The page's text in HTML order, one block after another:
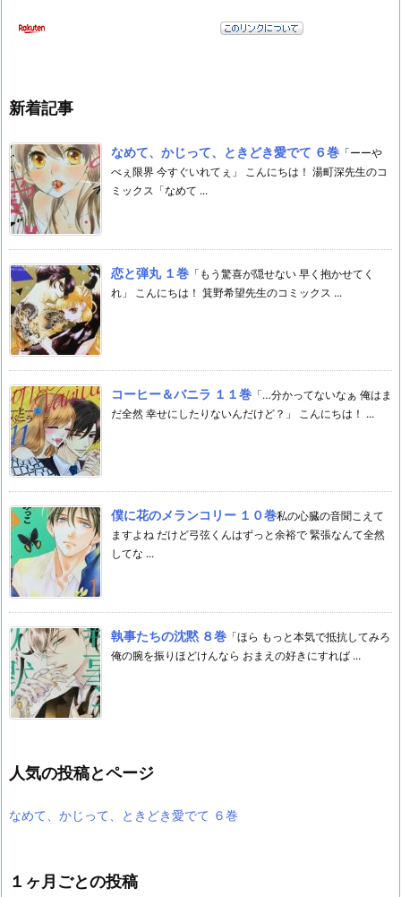
新着記事
なめて、かじって、ときどき愛でて ６巻 「ーーや
べぇ限界 今すぐいれてぇ」 こんにちは！ 湯町深先生のコ
ミックス「なめて ...
恋と弾丸 １巻 「もう驚喜が隠せない 早く抱かせてく
れ」 こんにちは！ 箕野希望先生のコミックス ...
コーヒー＆バニラ １１巻 「…分かってないなぁ 俺はま
だ全然 幸せにしたりないんだけど？」 こんにちは！ ...
僕に花のメランコリー １０巻私の心臓の音聞こえて
ますよね だけど弓弦くんはずっと余裕で 緊張なんて全然
してな ...
執事たちの沈黙 ８巻 「ほら もっと本気で抵抗してみろ
俺の腕を振りほどけんなら おまえの好きにすれば ...
人気の投稿とページ
なめて、かじって、ときどき愛でて ６巻
１ヶ月ごとの投稿